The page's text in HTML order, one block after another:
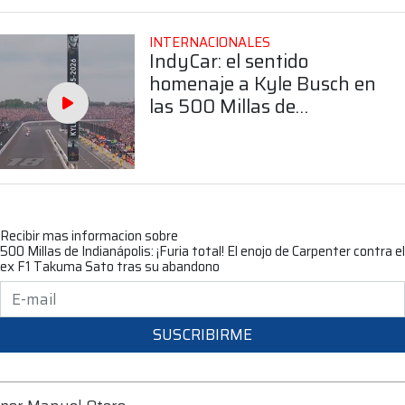
INTERNACIONALES
IndyCar: el sentido
homenaje a Kyle Busch en
las 500 Millas de
Recibir mas informacion sobre
500 Millas de Indianápolis: ¡Furia total! El enojo de Carpenter contra el
ex F1 Takuma Sato tras su abandono
SUSCRIBIRME